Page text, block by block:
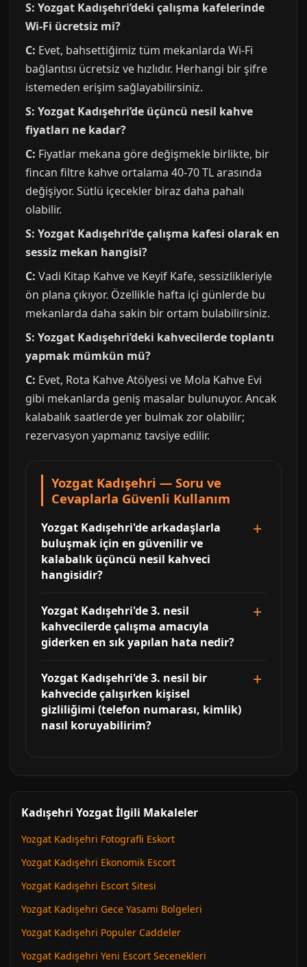
S: Yozgat Kadışehri’deki çalışma kafelerinde
Wi-Fi ücretsiz mi?
C: Evet, bahsettiğimiz tüm mekanlarda Wi-Fi
bağlantısı ücretsiz ve hızlıdır. Herhangi bir şifre
istemeden erişim sağlayabilirsiniz.
S: Yozgat Kadışehri’de üçüncü nesil kahve
fiyatları ne kadar?
C: Fiyatlar mekana göre değişmekle birlikte, bir
fincan filtre kahve ortalama 40-70 TL arasında
değişiyor. Sütlü içecekler biraz daha pahalı
olabilir.
S: Yozgat Kadışehri’de çalışma kafesi olarak en
sessiz mekan hangisi?
C: Vadi Kitap Kahve ve Keyif Kafe, sessizlikleriyle
ön plana çıkıyor. Özellikle hafta içi günlerde bu
mekanlarda daha sakin bir ortam bulabilirsiniz.
S: Yozgat Kadışehri’deki kahvecilerde toplantı
yapmak mümkün mü?
C: Evet, Rota Kahve Atölyesi ve Mola Kahve Evi
gibi mekanlarda geniş masalar bulunuyor. Ancak
kalabalık saatlerde yer bulmak zor olabilir;
rezervasyon yapmanız tavsiye edilir.
Yozgat Kadışehri — Soru ve
Cevaplarla Güvenli Kullanım
Yozgat Kadışehri'de arkadaşlarla
buluşmak için en güvenilir ve
kalabalık üçüncü nesil kahveci
hangisidir?
Yozgat Kadışehri'de 3. nesil
kahvecilerde çalışma amacıyla
giderken en sık yapılan hata nedir?
Yozgat Kadışehri'de 3. nesil bir
kahvecide çalışırken kişisel
gizliliğimi (telefon numarası, kimlik)
nasıl koruyabilirim?
Kadışehri Yozgat İlgili Makaleler
Yozgat Kadışehri Fotografli Eskort
Yozgat Kadışehri Ekonomik Escort
Yozgat Kadışehri Escort Sitesi
Yozgat Kadışehri Gece Yasami Bolgeleri
Yozgat Kadışehri Populer Caddeler
Yozgat Kadışehri Yeni Escort Secenekleri